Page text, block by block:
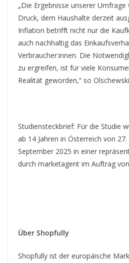
„Die Ergebnisse unserer
Druck, dem Haushalte derzeit
Inflation betrifft nicht nur die
auch nachhaltig das
Verbraucher:innen. Die
zu ergreifen, ist für viele
Realität geworden,“ so
Studiensteckbrief: Für die Studie
ab 14 Jahren in Österreich von
September 2025 in einer
durch marketagent im Auftrag
Über Shopfully
Shopfully ist der europäische